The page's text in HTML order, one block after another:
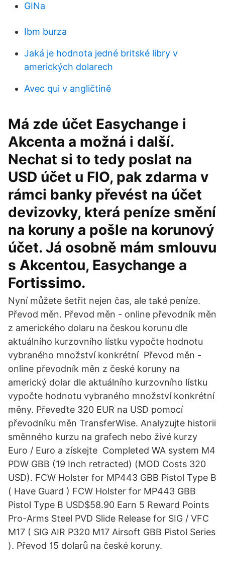
GINa
Ibm burza
Jaká je hodnota jedné britské libry v
amerických dolarech
Avec qui v angličtině
Má zde účet Easychange i
Akcenta a možná i další.
Nechat si to tedy poslat na
USD účet u FIO, pak zdarma v
rámci banky převést na účet
devizovky, která peníze smění
na koruny a pošle na korunový
účet. Já osobně mám smlouvu
s Akcentou, Easychange a
Fortissimo.
Nyní můžete šetřit nejen čas, ale také peníze.
Převod měn. Převod měn - online převodník měn
z amerického dolaru na českou korunu dle
aktuálního kurzovního lístku vypočte hodnotu
vybraného množství konkrétní Převod měn -
online převodník měn z české koruny na
americký dolar dle aktuálního kurzovního lístku
vypočte hodnotu vybraného množství konkrétní
měny. Převeďte 320 EUR na USD pomocí
převodníku měn TransferWise. Analyzujte historii
směnného kurzu na grafech nebo živé kurzy
Euro / Euro a získejte Completed WA system M4
PDW GBB (19 Inch retracted) (MOD Costs 320
USD). FCW Holster for MP443 GBB Pistol Type B
( Have Guard ) FCW Holster for MP443 GBB
Pistol Type B USD$58.90 Earn 5 Reward Points
Pro-Arms Steel PVD Slide Release for SIG / VFC
M17 ( SIG AIR P320 M17 Airsoft GBB Pistol Series
). Převod 15 dolarů na české koruny.